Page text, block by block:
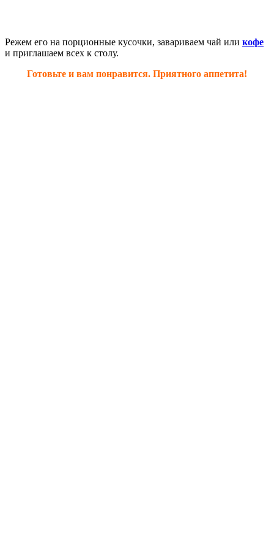
Режем его на порционные кусочки, завариваем чай или кофе
и приглашаем всех к столу.
Готовьте и вам понравится. Приятного аппетита!